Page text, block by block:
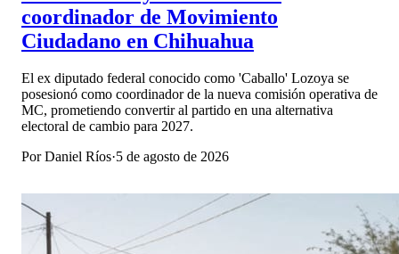
coordinador de Movimiento
Ciudadano en Chihuahua
El ex diputado federal conocido como 'Caballo' Lozoya se
posesionó como coordinador de la nueva comisión operativa de
MC, prometiendo convertir al partido en una alternativa
electoral de cambio para 2027.
PorDaniel Ríos·5 de agosto de 2026